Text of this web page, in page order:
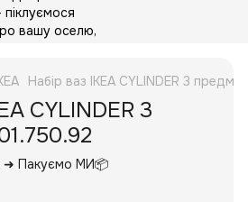
Набір ваз IKEA CYLINDER 3
CYLINDER 3
➜ Пакуємо МИ📦